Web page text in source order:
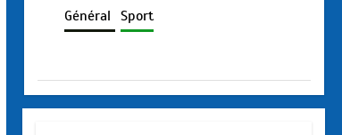
Général Sport